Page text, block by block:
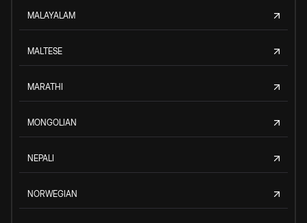
MALAYALAM
MALTESE
MARATHI
MONGOLIAN
NEPALI
NORWEGIAN